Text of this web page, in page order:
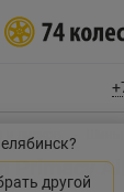
другой
дисков
Primacy